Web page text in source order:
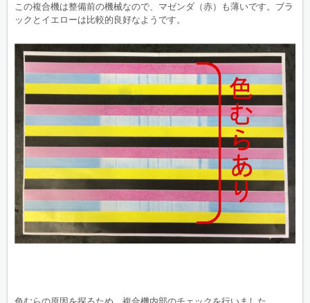
この複合機は整備前の機械なので、マゼンダ（赤）も薄いです。ブラ
ックとイエローは比較的良好なようです。